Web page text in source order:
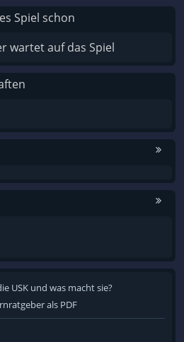
Spiel schon
wartet auf das Spiel
USK und was macht sie?
als PDF